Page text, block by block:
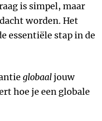
is simpel, maar
worden. Het
essentiële stap in de
globaaljouw
hoe je een globale